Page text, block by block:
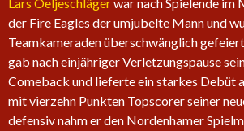
Lars Oeljeschlägerwar nach Spielende im
der Fire Eagles der umjubelte Mann und
Teamkameraden überschwänglich
gab nach einjähriger Verletzungspause
Comeback und lieferte ein starkes Debüt
mit vierzehn Punkten Topscorer seiner
defensiv nahm er den Nordenhamer